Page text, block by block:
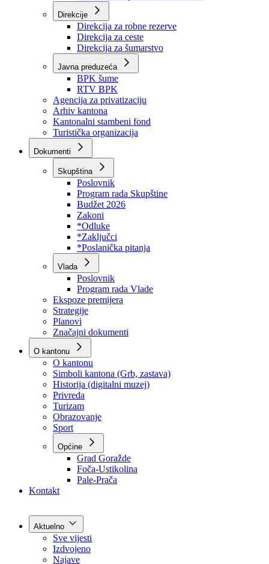
Kantonalna uprava za inspekcijske poslove
Kantonalna uprava civilne zaštite
Direkcije
Direkcija za robne rezerve
Direkcija za ceste
Direkcija za šumarstvo
Javna preduzeća
BPK šume
RTV BPK
Agencija za privatizaciju
Arhiv kantona
Kantonalni stambeni fond
Turistička organizacija
Dokumenti
Skupština
Poslovnik
Program rada Skupštine
Budžet 2026
Zakoni
*Odluke
*Zaključci
*Poslanička pitanja
Vlada
Poslovnik
Program rada Vlade
Ekspoze premijera
Strategije
Planovi
Značajni dokumenti
O kantonu
O kantonu
Simboli kantona (Grb, zastava)
Historija (digitalni muzej)
Privreda
Turizam
Obrazovanje
Sport
Općine
Kontakt
Aktuelno